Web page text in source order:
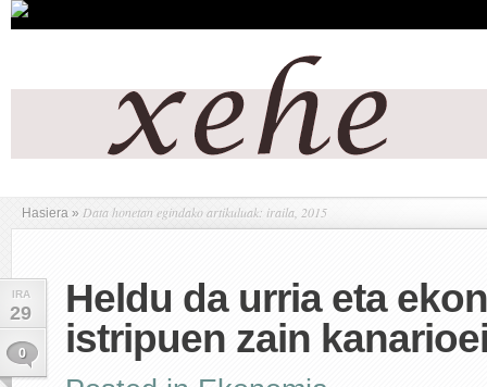
Hasiera » Data honetan egindako artikuluak: iraila, 2015
IRA
29
0
Heldu da urria eta
istripuen zain